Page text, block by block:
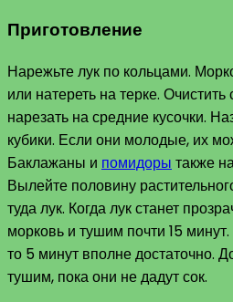
Приготовление
Нарежьте лук по кольцами.
или натереть на терке.
нарезать на средние кусочки.
кубики. Если они молодые, их
Баклажаны и помидоры также
Вылейте половину
туда лук. Когда лук станет
морковь и тушим почти 15
то 5 минут вполне достаточно.
тушим, пока они не дадут сок.